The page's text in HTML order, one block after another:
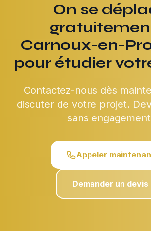
On se
Carnoux-en-
pour étudier
Contactez-nous dès
discuter de votre projet.
sans
Appeler
Demander un devis